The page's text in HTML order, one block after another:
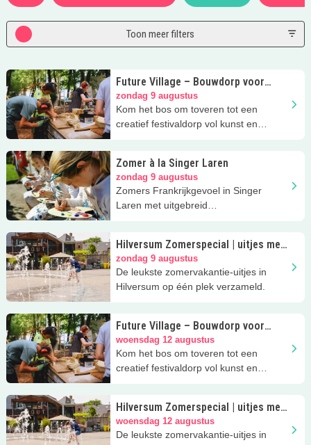
Toon meer filters
Future Village – Bouwdorp voor
jongeren
zondag 9 augustus
Kom het bos om toveren tot een
creatief festivaldorp vol kunst en
Zomer à la Singer Laren
zondag 9 augustus
Zomers Frankrijkgevoel in Singer
Laren met uitgebreid
Hilversum Zomerspecial | uitjes met
kinderen
zondag 9 augustus
De leukste zomervakantie-uitjes in
Hilversum op één plek verzameld.
Future Village – Bouwdorp voor
jongeren
woensdag 12 augustus
Kom het bos om toveren tot een
creatief festivaldorp vol kunst en
Hilversum Zomerspecial | uitjes met
kinderen
woensdag 12 augustus
De leukste zomervakantie-uitjes in